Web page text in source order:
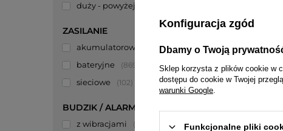
duży - powyżej 39 cm
ZASILANIE
akumulatorowe
bateryjne 869
sieciowe 102
BUDZIK / ALARM
z wibracjami
Konfiguracja zgód
Dbamy o Twoją
Sklep korzysta z plików cookie w
dostępu do cookie w Twojej
warunki Google
Funkcjonalne pliki